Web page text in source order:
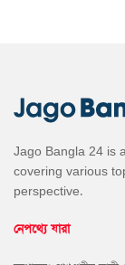
Jago Bangla 24 is
covering various
perspective.
নেপথ্যে যারা